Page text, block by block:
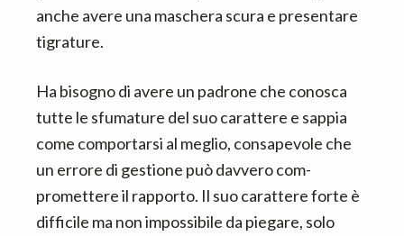
anche avere una maschera scura e presentare
tigrature.
Ha bisogno di avere un padrone che conosca
tutte le sfumature del suo carat­tere e sappia
come com­portarsi al meglio, consa­pevole che
un errore di gestione può davvero com­
promettere il rapporto. Il suo carattere forte è
difficile ma non impossibile da piegare, solo